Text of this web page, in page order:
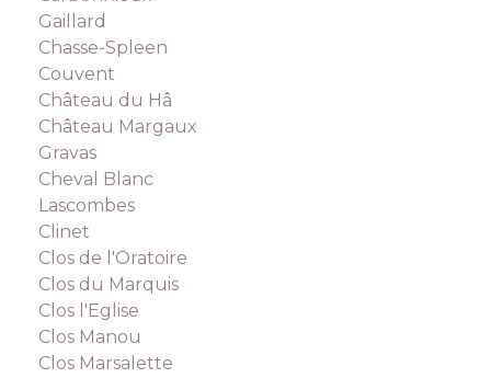
Gaillard
Chasse-Spleen
Couvent
Château du Hâ
Château Margaux
Gravas
Cheval Blanc
Lascombes
Clinet
Clos de l'Oratoire
Clos du Marquis
Clos l'Eglise
Clos Manou
Clos Marsalette